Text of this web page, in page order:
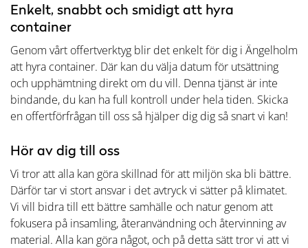
Enkelt, snabbt och smidigt att hyra
container
Genom vårt offertverktyg blir det enkelt för dig i Ängelholm
att hyra container. Där kan du välja datum för utsättning
och upphämtning direkt om du vill. Denna tjänst är inte
bindande, du kan ha full kontroll under hela tiden. Skicka
en offertförfrågan till oss så hjälper dig dig så snart vi kan!
Hör av dig till oss
Vi tror att alla kan göra skillnad för att miljön ska bli bättre.
Därför tar vi stort ansvar i det avtryck vi sätter på klimatet.
Vi vill bidra till ett bättre samhälle och natur genom att
fokusera på insamling, återanvändning och återvinning av
material. Alla kan göra något, och på detta sätt tror vi att vi